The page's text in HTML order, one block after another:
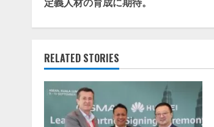
RELATED STORIES